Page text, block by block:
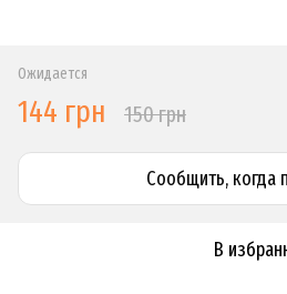
Ожидается
144 грн 150 грн
Сообщить, когда
В